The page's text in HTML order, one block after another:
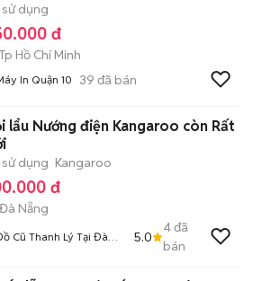
dụng
đ
Tp Hồ Chí Minh
In Quận 10 39 đã bán
lẩu Nướng điện Kangaroo còn Rất
dụng Kangaroo
đ
Đà Nẵng
Cũ Thanh Lý Tại Đà
5.0
4đã
bán